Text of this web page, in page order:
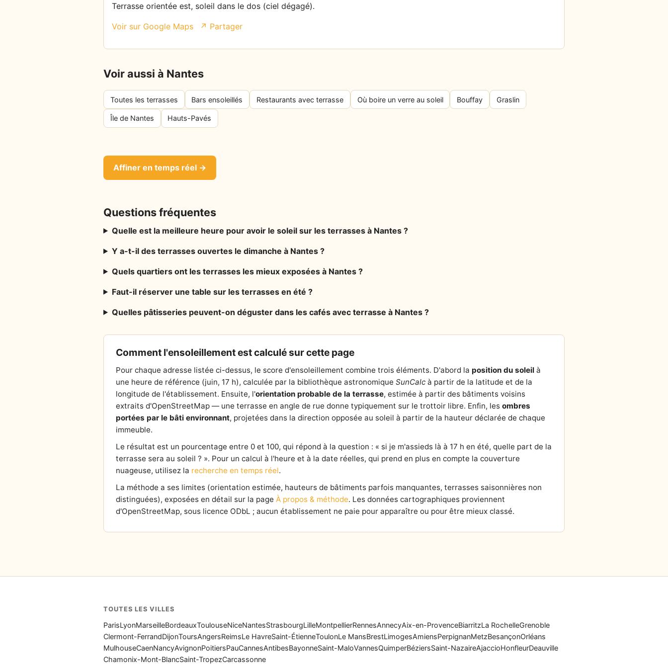
Terrasse orientée est, soleil dans le dos (ciel dégagé).
Voir sur Google Maps ↗ Partager
Voir aussi à Nantes
Toutes les terrasses Bars ensoleillés Restaurants avec terrasse Où boire un verre au soleil Bouffay Graslin
Île de Nantes Hauts-Pavés
Affiner en temps réel →
Questions fréquentes
Quelle est la meilleure heure pour avoir le soleil sur les terrasses à Nantes ?
Y a-t-il des terrasses ouvertes le dimanche à Nantes ?
Quels quartiers ont les terrasses les mieux exposées à Nantes ?
Faut-il réserver une table sur les terrasses en été ?
Quelles pâtisseries peuvent-on déguster dans les cafés avec terrasse à Nantes ?
Comment l'ensoleillement est calculé sur cette page
Pour chaque adresse listée ci-dessus, le score d'ensoleillement combine trois éléments. D'abord la position du soleil à
une heure de référence (juin, 17 h), calculée par la bibliothèque astronomique SunCalc à partir de la latitude et de la
longitude de l'établissement. Ensuite, l'orientation probable de la terrasse, estimée à partir des bâtiments voisins
extraits d'OpenStreetMap — une terrasse en angle de rue donne typiquement sur le trottoir libre. Enfin, les ombres
portées par le bâti environnant, projetées dans la direction opposée au soleil à partir de la hauteur déclarée de chaque
immeuble.
Le résultat est un pourcentage entre 0 et 100, qui répond à la question : « si je m'assieds là à 17 h en été, quelle part de la
terrasse sera au soleil ? ». Pour un calcul à l'heure et à la date réelles, qui prend en plus en compte la couverture
nuageuse, utilisez la recherche en temps réel.
La méthode a ses limites (orientation estimée, hauteurs de bâtiments parfois manquantes, terrasses saisonnières non
distinguées), exposées en détail sur la page À propos & méthode. Les données cartographiques proviennent
d'OpenStreetMap, sous licence ODbL ; aucun établissement ne paie pour apparaître ou pour être mieux classé.
TOUTES LES VILLES
ParisLyonMarseilleBordeauxToulouseNiceNantesStrasbourgLilleMontpellierRennesAnnecyAix-en-ProvenceBiarritzLa RochelleGrenoble
Clermont-FerrandDijonToursAngersReimsLe HavreSaint-ÉtienneToulonLe MansBrestLimogesAmiensPerpignanMetzBesançonOrléans
MulhouseCaenNancyAvignonPoitiersPauCannesAntibesBayonneSaint-MaloVannesQuimperBéziersSaint-NazaireAjaccioHonfleurDeauville
Chamonix-Mont-BlancSaint-TropezCarcassonne